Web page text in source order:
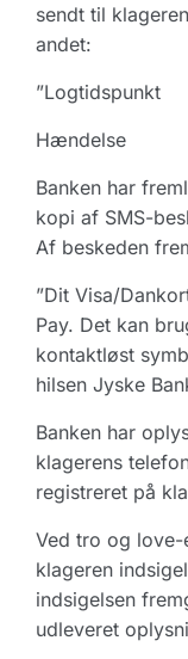
sendt til
andet:
Banken har
kopi af SMS-
Af beskeden
”Dit Visa/
Pay. Det kan
kontaktløst
hilsen Jyske
Banken har
klagerens
registreret på
Ved tro og
klageren
indsigelsen
udleveret